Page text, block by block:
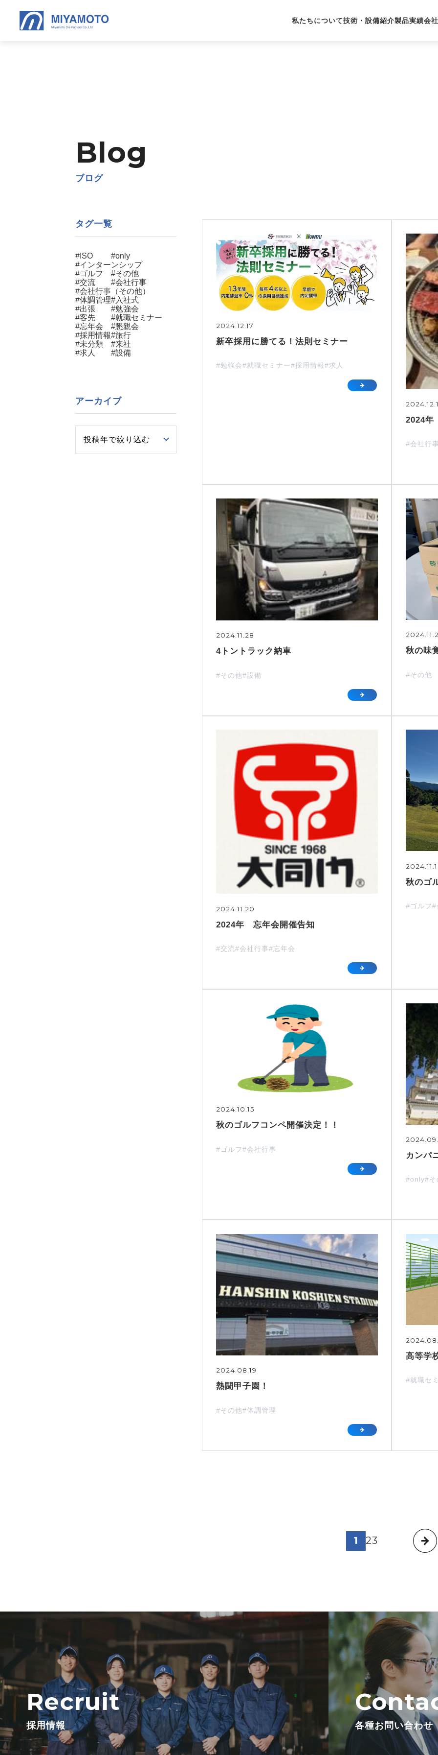
私たちについて技術・設備紹介製品実績会
Blog
ブログ
タグ一覧
#ISO
#only
#インターンシップ
#ゴルフ
#その他
#交流
#会社行事
#会社行事（その他）
#体調管理#入社式
#出張
#勉強会
#客先
#就職セミナー
#忘年会
#懇親会
#採用情報#旅行
#未分類
#来社
#求人
#設備
アーカイブ
投稿年で絞り込む
2024.12.17
新卒採用に勝てる！法則セミナー
#勉強会#就職セミナー#採用情報#求人
2024
#会社行
2024.11.28
4トントラック納車
#その他#設備
秋の味
#その他
2024.11.20
2024年 忘年会開催告知
#交流#会社行事#忘年会
秋のゴ
#ゴルフ#
2024.10.15
秋のゴルフコンペ開催決定！！
#ゴルフ#会社行事
カンパ
#only#そ
2024.08.19
熱闘甲子園！
#その他#体調管理
高等学
#就職セ
投
稿1 23
Recruit
採用情報 各種お問い合わせ